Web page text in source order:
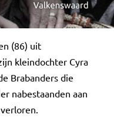
(86) uit
kleindochter Cyra
Brabanders die
nabestaanden aan